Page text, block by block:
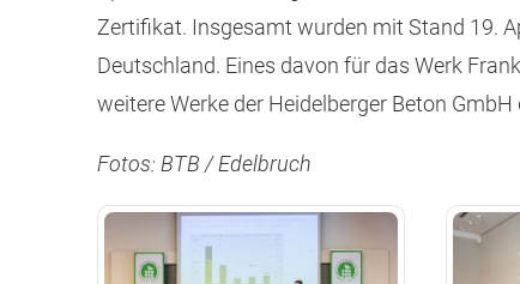
Zertifikat. Insgesamt wurden mit Stand 19.
Deutschland. Eines davon für das Werk
weitere Werke der Heidelberger Beton
Fotos: BTB / Edelbruch